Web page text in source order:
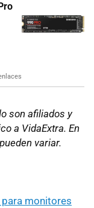
son afiliados y
a VidaExtra. En
variar.
monitores